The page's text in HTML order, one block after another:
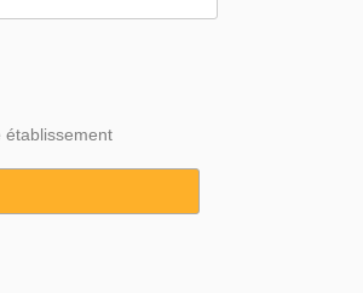
établissement